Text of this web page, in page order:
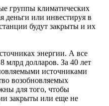
группы климатических
или инвестируя в
будут закрыты и их
энергии. А все
млрд долларов. За 40 лет
источниками
возобновляемых
для того, чтобы
закрыты или еще не